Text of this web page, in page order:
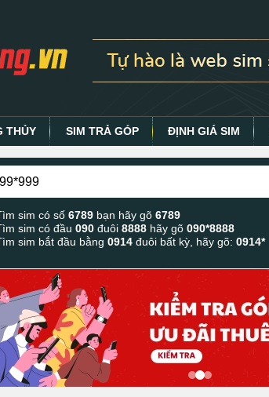
THỦY SIM TRẢ GÓP ĐỊNH GIÁ SIM
sim có số6789 bạn hãy gõ6789
sim có đầu090đuôi8888 hãy gõ090*8888
sim bắt đầu bằng0914 đuôi bất kỳ, hãy gõ:0914*